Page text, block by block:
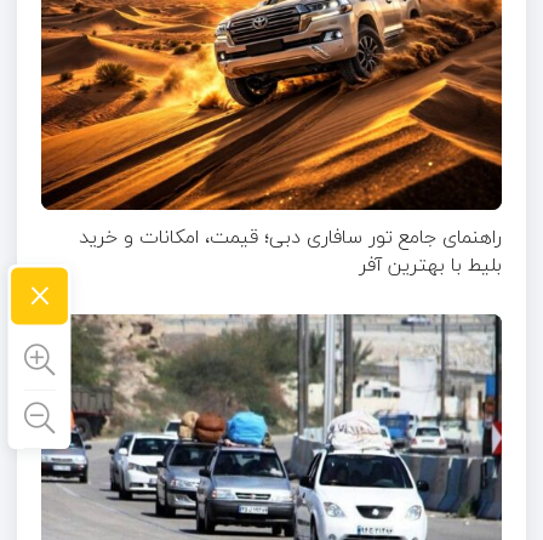
راهنمای جامع تور سافاری دبی؛ قیمت، امکانات و خرید
بلیط با بهترین آفر
×